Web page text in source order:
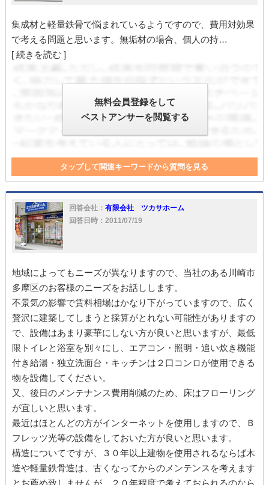
集成材と軽量鉄骨で悩まれているようですので、費用対効果
で考える問題と思います。無垢材の場合、個人の持…
[ 続きを読む ]
無料会員登録をして
ベストアンサーを閲覧する
タップして関連キーワードから質問を見る
建物 耐震 設備 保険 入居者 維持 家
入居
賃料
回答会社： 有限会社 ツカサホーム
回答日時：2011/07/19
地域によってもニーズが異なりますので、当社のある川崎市
多摩区のお客様のニーズをお話しします。
不景気の影響で賃料相場はかなり下がっていますので、広く
贅沢に建築してしまうと採算がとれない可能性がありますの
で、設備はあまり豪華にしない方が良いと思いますが、最低
限トイレと浴室を別々にし、エアコン・照明・追い炊き機能
付き給湯・独立洗面台・キッチンは２口コンロが使用できる
物を設備してください。
又、後日のメンテナンス費用削減のため、床はフローリング
が宜しいと思います。
最近はほとんどの方がインターネットを使用しますので、Ｂ
フレッツ光等の設備をしておいた方が良いと思います。
構造についてですが、３０年以上建物を使用されるならば木
造や軽量鉄骨造は、古くなってからのメンテンスを考えます
とお薦め致しませんが、２０年程度で考えておられるのなら